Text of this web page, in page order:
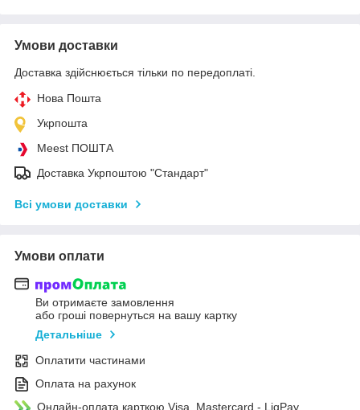
Умови доставки
Доставка здійснюється тільки по передоплаті.
Нова Пошта
Укрпошта
Meest ПОШТА
Доставка Укрпоштою "Стандарт"
Всі умови доставки
Умови оплати
Ви отримаєте замовлення
або гроші повернуться на вашу картку
Детальніше
Оплатити частинами
Оплата на рахунок
Онлайн-оплата карткою Visa, Mastercard - LiqPay